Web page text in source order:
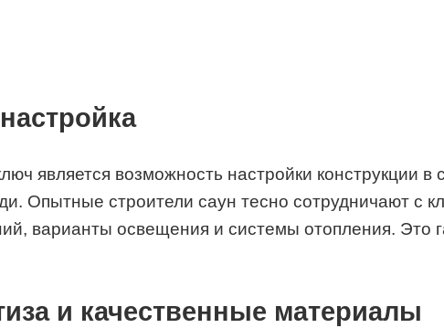
является возможность настройки конструкции в
Опытные строители саун тесно сотрудничают с
варианты освещения и системы отопления. Это
и качественные материалы